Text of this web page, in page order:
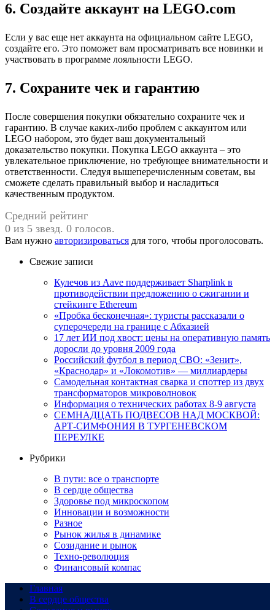
6. Создайте аккаунт на LEGO.com
Если у вас еще нет аккаунта на официальном сайте LEGO,
создайте его. Это поможет вам просматривать все новинки и
участвовать в программе лояльности LEGO.
7. Сохраните чек и гарантию
После совершения покупки обязательно сохраните чек и
гарантию. В случае каких-либо проблем с аккаунтом или
LEGO набором, это будет ваш документальный
доказательство покупки. Покупка LEGO аккаунта – это
увлекательное приключение, но требующее внимательности и
ответственности. Следуя вышеперечисленным советам, вы
сможете сделать правильный выбор и насладиться
качественным продуктом.
Средний рейтинг
0 из 5 звезд. 0 голосов.
Вам нужно авторизироваться для того, чтобы проголосовать.
Свежие записи
Кулечов из Aave поддерживает Sharplink в
противодействии предложению о сжигании и
стейкинге Ethereum
«Пробка бесконечная»: туристы рассказали о
суперочереди на границе с Абхазией
17 лет ИИ под хвост: цены на оперативную память
доросли до уровня 2009 года
Российский футбол в период СВО: «Зенит»,
«Краснодар» и «Локомотив» — миллиардеры
Самодельная контактная сварка и споттер из двух
трансформаторов микроволновок
Информация о технических работах 8-9 августа
СЕМНАДЦАТЬ ПОДВЕСОВ НАД МОСКВОЙ:
АРТ-СИМФОНИЯ В ТУРГЕНЕВСКОМ
ПЕРЕУЛКЕ
Рубрики
В пути: все о транспорте
В сердце общества
Здоровье под микроскопом
Инновации и возможности
Разное
Рынок жилья в динамике
Созидание и рынок
Техно-революция
Финансовый компас
Главная
В сердце общества